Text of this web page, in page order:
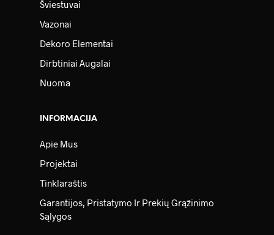
Šviestuvai
Vazonai
Dekoro Elementai
Dirbtiniai Augalai
Nuoma
INFORMACIJA
Apie Mus
Projektai
Tinklaraštis
Garantijos, Pristatymo Ir Prekių Grąžinimo
Sąlygos